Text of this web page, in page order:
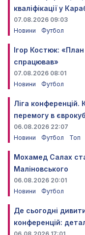
кваліфікації у
07.08.2026 09:03
Новини
Футбол
Ігор Костюк:
спрацював»
07.08.2026 08:01
Новини
Футбол
Ліга
перемогу в
06.08.2026 22:07
Новини
Футбол Топ
Мохамед Салах
Маліновського
06.08.2026 20:01
Новини
Футбол
Де сьогодні
конференцій: